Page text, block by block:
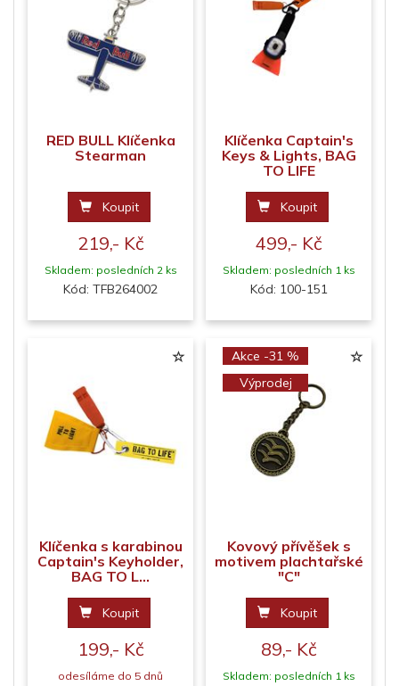
RED BULL Klíčenka
Stearman
Koupit
219,- Kč
Skladem: posledních 2 ks
Kód: TFB264002
Klíčenka Captain's
Keys & Lights, BAG
TO LIFE
Koupit
499,- Kč
Skladem: posledních 1 ks
Kód: 100-151
Klíčenka s karabinou
Captain's Keyholder,
BAG TO L...
Koupit
199,- Kč
odesíláme do 5 dnů
Akce -31 %
Výprodej
Kovový přívěšek s
motivem plachtařské
"C"
Koupit
89,- Kč
Skladem: posledních 1 ks